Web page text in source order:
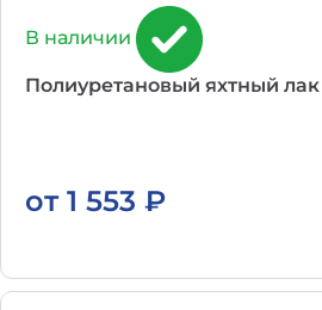
В наличии
Полиуретановый яхтный лак
от 1 553 ₽